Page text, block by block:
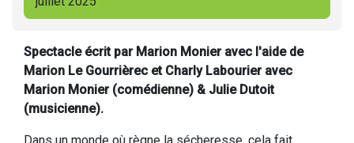
Spectacle écrit par Marion Monier avec l'aide de
Marion Le Gourrièrec et Charly Labourier avec
Marion Monier (comédienne) & Julie Dutoit
(musicienne).